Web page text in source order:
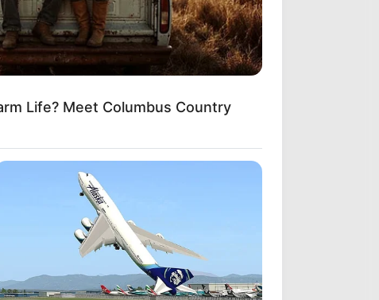
Life? Meet Columbus Country